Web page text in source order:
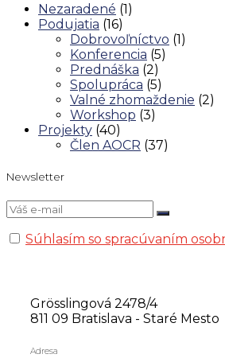
Nezaradené (1)
Podujatia (16)
Dobrovoľníctvo (1)
Konferencia (5)
Prednáška (2)
Spolupráca (5)
Valné zhomaždenie (2)
Workshop (3)
Projekty (40)
Člen AOCR (37)
Newsletter
Súhlasím so spracúvaním
Grösslingová 2478/4
811 09 Bratislava - Staré Mesto
Adresa